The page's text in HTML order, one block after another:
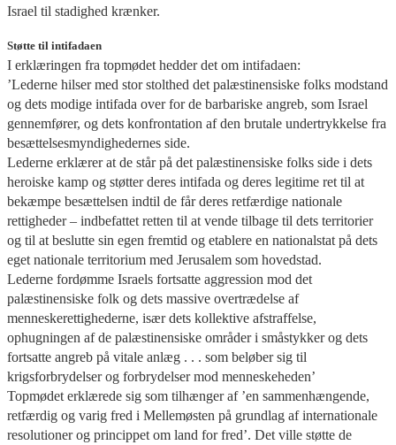
Israel til stadighed krænker.
Støtte til intifadaen
I erklæringen fra topmødet hedder det om intifadaen:
’Lederne hilser med stor stolthed det palæstinensiske folks modstand
og dets modige intifada over for de barbariske angreb, som Israel
gennemfører, og dets konfrontation af den brutale undertrykkelse fra
besættelsesmyndighedernes side.
Lederne erklærer at de står på det palæstinensiske folks side i dets
heroiske kamp og støtter deres intifada og deres legitime ret til at
bekæmpe besættelsen indtil de får deres retfærdige nationale
rettigheder – indbefattet retten til at vende tilbage til dets territorier
og til at beslutte sin egen fremtid og etablere en nationalstat på dets
eget nationale territorium med Jerusalem som hovedstad.
Lederne fordømme Israels fortsatte aggression mod det
palæstinensiske folk og dets massive overtrædelse af
menneskerettighederne, især dets kollektive afstraffelse,
ophugningen af de palæstinensiske områder i småstykker og dets
fortsatte angreb på vitale anlæg . . . som beløber sig til
krigsforbrydelser og forbrydelser mod menneskeheden’
Topmødet erklærede sig som tilhænger af ’en sammenhængende,
retfærdig og varig fred i Mellemøsten på grundlag af internationale
resolutioner og princippet om land for fred’. Det ville støtte de